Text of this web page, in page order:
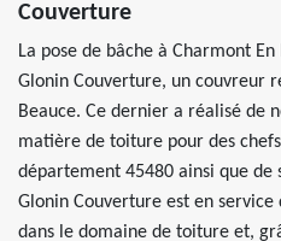
Couverture
La pose de bâche à Charmont
Glonin Couverture, un couvreur
Beauce. Ce dernier a réalisé de
matière de toiture pour des
département 45480 ainsi que de
Glonin Couverture est en service
dans le domaine de toiture et,